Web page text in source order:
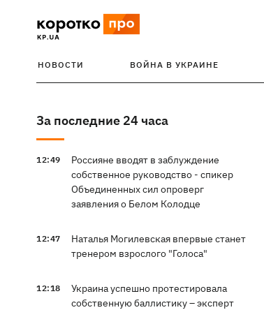
НОВОСТИ ВОЙНА В УКРАИНЕ
За последние 24 часа
12:49
Россияне вводят в заблуждение
собственное руководство - спикер
Объединенных сил опроверг
заявления о Белом Колодце
12:47
Наталья Могилевская впервые станет
тренером взрослого "Голоса"
12:18
Украина успешно протестировала
собственную баллистику – эксперт